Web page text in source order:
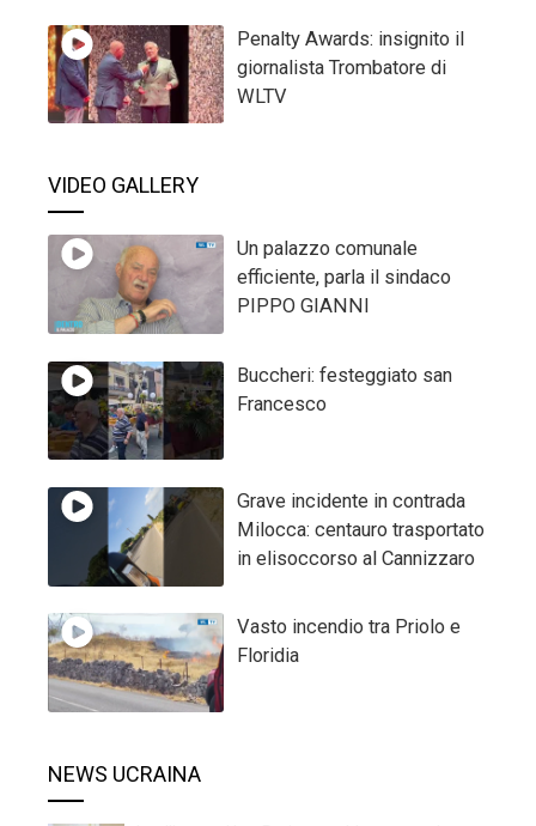
Penalty Awards: insignito il
giornalista Trombatore di
WLTV
VIDEO GALLERY
Un palazzo comunale
efficiente, parla il sindaco
PIPPO GIANNI
Buccheri: festeggiato san
Francesco
Grave incidente in contrada
Milocca: centauro trasportato
in elisoccorso al Cannizzaro
Vasto incendio tra Priolo e
Floridia
NEWS UCRAINA